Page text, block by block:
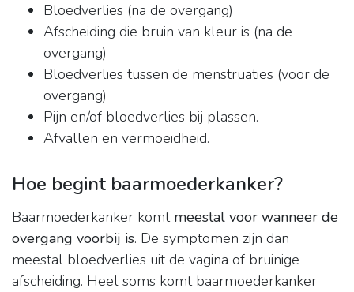
Bloedverlies (na de overgang)
Afscheiding die bruin van kleur is (na de
overgang)
Bloedverlies tussen de menstruaties (voor de
overgang)
Pijn en/of bloedverlies bij plassen.
Afvallen en vermoeidheid.
Hoe begint baarmoederkanker?
Baarmoederkanker komt meestal voor wanneer de
overgang voorbij is. De symptomen zijn dan
meestal bloedverlies uit de vagina of bruinige
afscheiding. Heel soms komt baarmoederkanker